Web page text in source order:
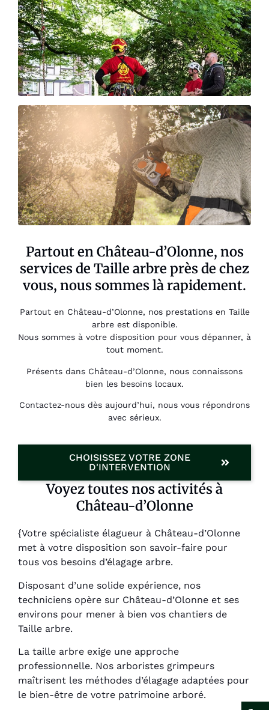
Partout en Château-d’Olonne, nos
services de Taille arbre près de chez
vous, nous sommes là rapidement.
Partout en Château-d’Olonne, nos prestations en Taille
arbre est disponible.
Nous sommes à votre disposition pour vous dépanner, à
tout moment.
Présents dans Château-d’Olonne, nous connaissons
bien les besoins locaux.
Contactez-nous dès aujourd’hui, nous vous répondrons
avec sérieux.
CHOISISSEZ VOTRE ZONE
D'INTERVENTION
Voyez toutes nos activités à
Château-d’Olonne
{Votre spécialiste élagueur à Château-d’Olonne
met à votre disposition son savoir-faire pour
tous vos besoins d’élagage arbre.
Disposant d’une solide expérience, nos
techniciens opère sur Château-d’Olonne et ses
environs pour mener à bien vos chantiers de
Taille arbre.
La taille arbre exige une approche
professionnelle. Nos arboristes grimpeurs
maîtrisent les méthodes d’élagage adaptées pour
le bien-être de votre patrimoine arboré.